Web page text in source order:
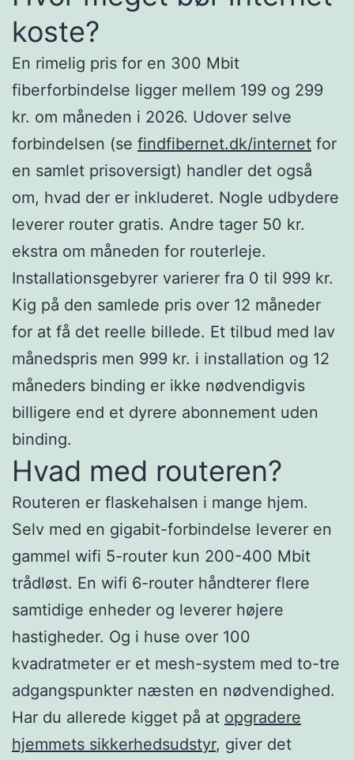
koste?
En rimelig pris for en 300 Mbit
fiberforbindelse ligger mellem 199 og 299
kr. om måneden i 2026. Udover selve
forbindelsen (se findfibernet.dk/internet for
en samlet prisoversigt) handler det også
om, hvad der er inkluderet. Nogle udbydere
leverer router gratis. Andre tager 50 kr.
ekstra om måneden for routerleje.
Installationsgebyrer varierer fra 0 til 999 kr.
Kig på den samlede pris over 12 måneder
for at få det reelle billede. Et tilbud med lav
månedspris men 999 kr. i installation og 12
måneders binding er ikke nødvendigvis
billigere end et dyrere abonnement uden
binding.
Hvad med routeren?
Routeren er flaskehalsen i mange hjem.
Selv med en gigabit-forbindelse leverer en
gammel wifi 5-router kun 200-400 Mbit
trådløst. En wifi 6-router håndterer flere
samtidige enheder og leverer højere
hastigheder. Og i huse over 100
kvadratmeter er et mesh-system med to-tre
adgangspunkter næsten en nødvendighed.
Har du allerede kigget på at opgradere
hjemmets sikkerhedsudstyr, giver det